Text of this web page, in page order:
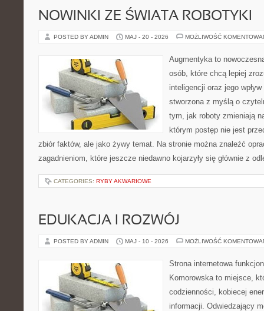
NOWINKI ZE ŚWIATA ROBOTYKI
POSTED BY ADMIN MAJ - 20 - 2026 MOŻLIWOŚĆ
Augmentyka to
osób, które chcą lepiej
inteligencji oraz jego
stworzona z myślą o
tym, jak roboty zmieniają
którym postęp nie jest
zbiór faktów, ale jako żywy temat. Na stronie można znaleźć
zagadnieniom, które jeszcze niedawno kojarzyły się głównie z
CATEGORIES: RYBY AKWARIOWE
EDUKACJA I ROZWÓJ
POSTED BY ADMIN MAJ - 10 - 2026 MOŻLIWOŚĆ
Strona internetowa
Komorowska to miejsce,
codzienności, kobiecej
informacji. Odwiedzający